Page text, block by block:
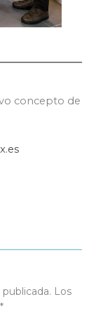
concepto de
Los
*